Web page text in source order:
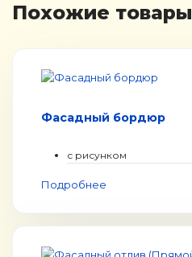
Похожие товары
Фасадный бордюр
с рисунком
Подробнее